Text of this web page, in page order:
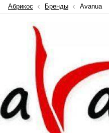
Абрикос Бренды Avanua